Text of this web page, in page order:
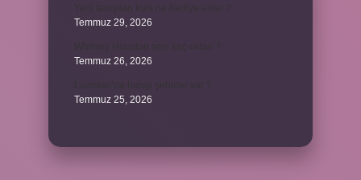
Temmuz 29, 2026
Temmuz 26, 2026
Temmuz 25, 2026